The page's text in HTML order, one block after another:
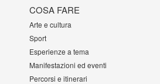
COSA FARE
Arte e cultura
Sport
Esperienze a tema
Manifestazioni ed eventi
Percorsi e itinerari